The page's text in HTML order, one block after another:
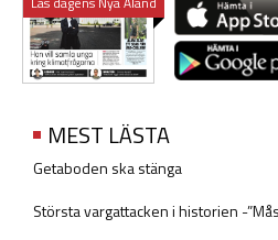
MEST LÄSTA
Getaboden ska stänga
Största vargattacken i historien -